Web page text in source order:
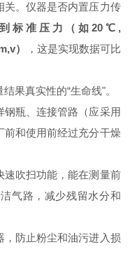
关。仪器是否内置压力传
标准压力（如20℃,
）
‌，这是实现数据可比
果真实性的“生命线"。
钢瓶、连接管路（应采用
前和使用前经过充分干燥
速吹扫功能，能在测量前
气路，减少残留水分和
，防止粉尘和油污进入损